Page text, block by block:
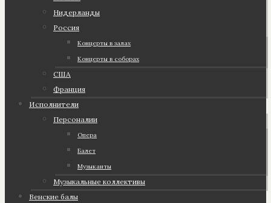
Нидерланды
Россия
Концерты в залах
Концерты в соборах
США
Франция
Исполнители
Персоналии
Опера
Балет
Музыканты
Музыкальные коллективы
Венские балы